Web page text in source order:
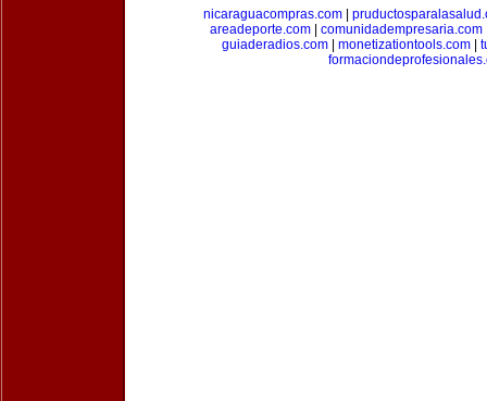
nicaraguacompras.com
areadeporte.com| comunidadempresaria.com
guiaderadios.com| monetizationtools.com|